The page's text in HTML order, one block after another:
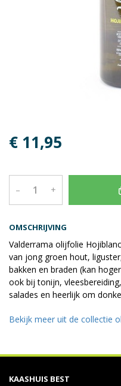
OMSCHRIJVING
Valderrama olijfolie
van jong groen hout,
bakken en braden (kan
ook bij tonijn,
salades en heerlijk om
€ 11,95
– +
Bekijk meer uit de collectie
KAASHUIS BEST